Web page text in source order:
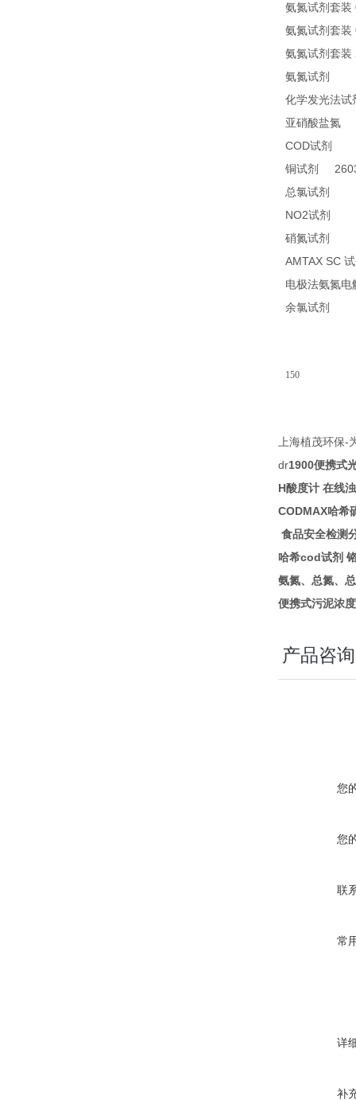
氨氮试剂套装
氨氮试剂套装
氨氮试剂套装
氨氮试剂
化学发光法试
亚硝酸盐氮
COD试剂
铜试剂
总氯试剂
NO2试剂
硝氮试剂
AMTAX SC
电极法氨氮电
余氯试剂
150
上海植茂环保-
dr1900便携式
H酸度计 在线
CODMAX哈希
食品安全检测
哈希cod试剂
氨氮、总氮、
便携式污泥浓
产品咨询
您
您
联
常
详
补